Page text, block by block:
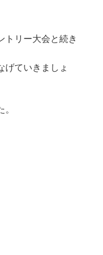
トリー大会と続き
げていきましょ